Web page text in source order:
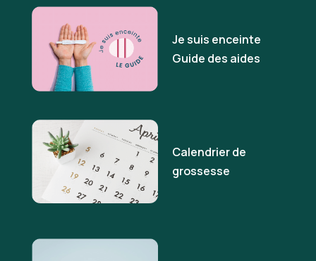
Je suis enceinte
Guide des aides
Calendrier de
grossesse